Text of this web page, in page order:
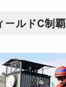
ールドC制覇